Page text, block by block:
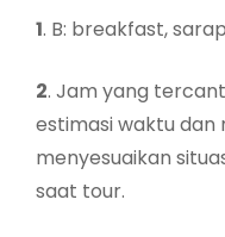
1. B: breakfast,
2. Jam yang
estimasi waktu dan
menyesuaikan
saat tour.